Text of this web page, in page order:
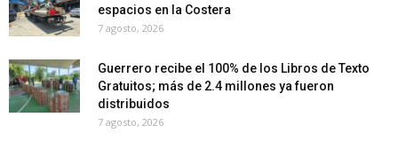
espacios en la Costera
7 agosto, 2026
Guerrero recibe el 100% de los Libros de Texto
Gratuitos; más de 2.4 millones ya fueron
distribuidos
7 agosto, 2026